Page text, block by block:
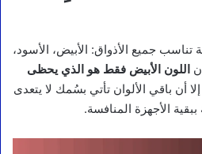
تناسب جميع الأذواق: الأبيض، الأسود،
اللون الأبيض فقط هو الذي يحظى
إلا أن باقي الألوان تأتي بسُمك لا يتعدى